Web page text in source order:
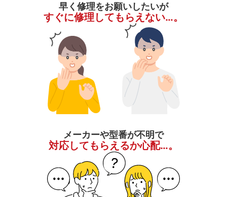
早く修理をお願いしたいが
すぐに修理してもらえない…。
メーカーや型番が不明で
対応してもらえるか心配…。